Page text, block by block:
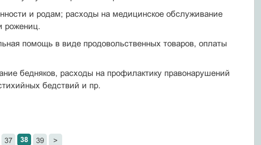
и родам; расходы на медицинское обслуживание
рожениц.
помощь в виде продовольственных товаров, оплаты
бедняков, расходы на профилактику правонарушений
бедствий и пр.
37 38 39 >